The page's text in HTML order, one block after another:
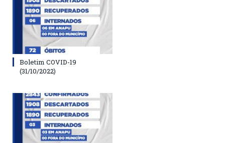
Boletim COVID-19
(31/10/2022)